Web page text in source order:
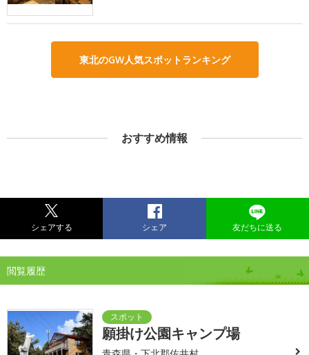
東北のGW人気スポットランキング
おすすめ情報
シェアする シェア 友だちに送る
閲覧履歴
願掛け公園キャンプ場